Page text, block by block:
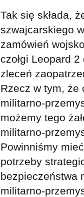
Tak się składa,
szwajcarskiego
zamówień
czołgi Leopard
zleceń
Rzecz w tym, że
militarno-
możemy tego
militarno-
Powinniśmy
potrzeby
bezpieczeństwa
militarno-